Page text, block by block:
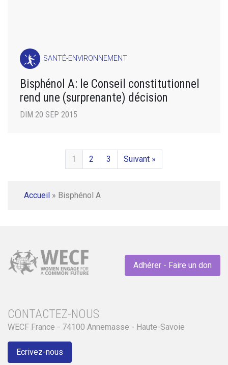
SANTÉ-ENVIRONNEMENT
Bisphénol A: le Conseil constitutionnel
rend une (surprenante) décision
DIM 20 SEP 2015
1 2 3 Suivant »
Accueil » Bisphénol A
Adhérer - Faire un don
CONTACTEZ-NOUS
WECF France - 74100 Annemasse - Haute-Savoie
Ecrivez-nous